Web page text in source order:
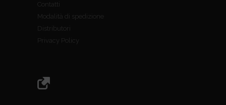
Contatti
Modalità di spedizione
Distributori
Privacy Policy